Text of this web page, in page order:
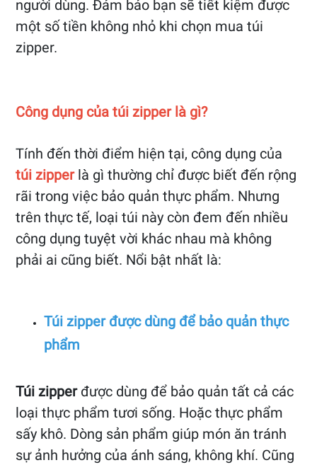
người dùng. Đảm bảo bạn sẽ tiết kiệm được
một số tiền không nhỏ khi chọn mua túi
zipper.
Công dụng của túi zipper là gì?
Tính đến thời điểm hiện tại, công dụng của
túi zipperlà gì thường chỉ được biết đến rộng
rãi trong việc bảo quản thực phẩm. Nhưng
trên thực tế, loại túi này còn đem đến nhiều
công dụng tuyệt vời khác nhau mà không
phải ai cũng biết. Nổi bật nhất là:
Túi zipper được dùng để bảo quản thực
phẩm
Túi zipperđược dùng để bảo quản tất cả các
loại thực phẩm tươi sống. Hoặc thực phẩm
sấy khô. Dòng sản phẩm giúp món ăn tránh
sự ảnh hưởng của ánh sáng, không khí. Cũng